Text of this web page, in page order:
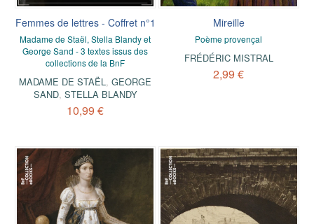
Femmes de lettres - Coffret n°1
Madame de Staël, Stella Blandy et
George Sand - 3 textes issus des
collections de la BnF
MADAME DE STAËL,GEORGE
SAND, STELLA BLANDY
10,99 €
Mireille
Poème provençal
FRÉDÉRIC MISTRAL
2,99 €